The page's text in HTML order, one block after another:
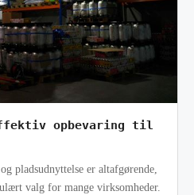
opbevaring til
pladsudnyttelse er altafgørende,
valg for mange virksomheder.